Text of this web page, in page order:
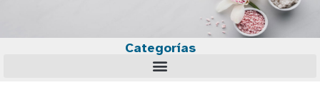
Categorías